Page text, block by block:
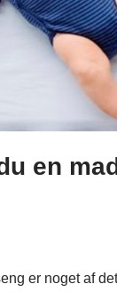
en
er noget af